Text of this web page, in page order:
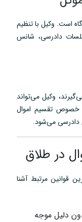
است. وکیل با تنظیم
دادرسی، شانس
وکیل می‌تواند
خصوص تقسیم اموال
دادرسی می‌شود.
در طلاق
قوانین مرتبط آشنا
دلیل موجه